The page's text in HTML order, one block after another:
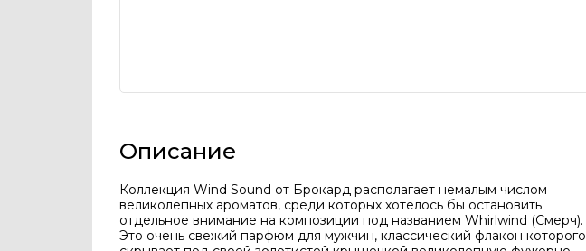
Описание
Коллекция Wind Sound от Брокард располагает немалым числом
великолепных ароматов, среди которых хотелось бы остановить
отдельное внимание на композиции под названием Whirlwind (Смерч).
Это очень свежий парфюм для мужчин, классический флакон которого